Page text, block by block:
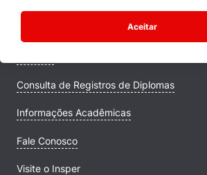
Aceitar
Comunidade Transforme
Consulta de Registros de Diplomas
Informações Acadêmicas
Fale Conosco
Visite o Insper